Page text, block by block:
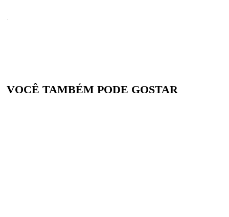
VOCÊ TAMBÉM PODE GOSTAR